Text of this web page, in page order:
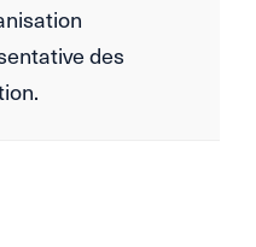
des